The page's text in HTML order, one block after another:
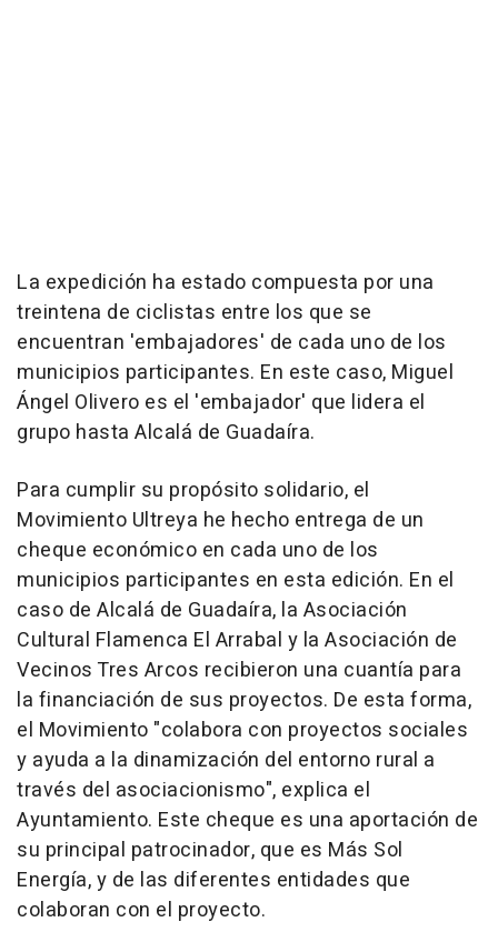
La expedición ha estado compuesta por una
treintena de ciclistas entre los que se
encuentran 'embajadores' de cada uno de los
municipios participantes. En este caso, Miguel
Ángel Olivero es el 'embajador' que lidera el
grupo hasta Alcalá de Guadaíra.
Para cumplir su propósito solidario, el
Movimiento Ultreya he hecho entrega de un
cheque económico en cada uno de los
municipios participantes en esta edición. En el
caso de Alcalá de Guadaíra, la Asociación
Cultural Flamenca El Arrabal y la Asociación de
Vecinos Tres Arcos recibieron una cuantía para
la financiación de sus proyectos. De esta forma,
el Movimiento "colabora con proyectos sociales
y ayuda a la dinamización del entorno rural a
través del asociacionismo", explica el
Ayuntamiento. Este cheque es una aportación de
su principal patrocinador, que es Más Sol
Energía, y de las diferentes entidades que
colaboran con el proyecto.